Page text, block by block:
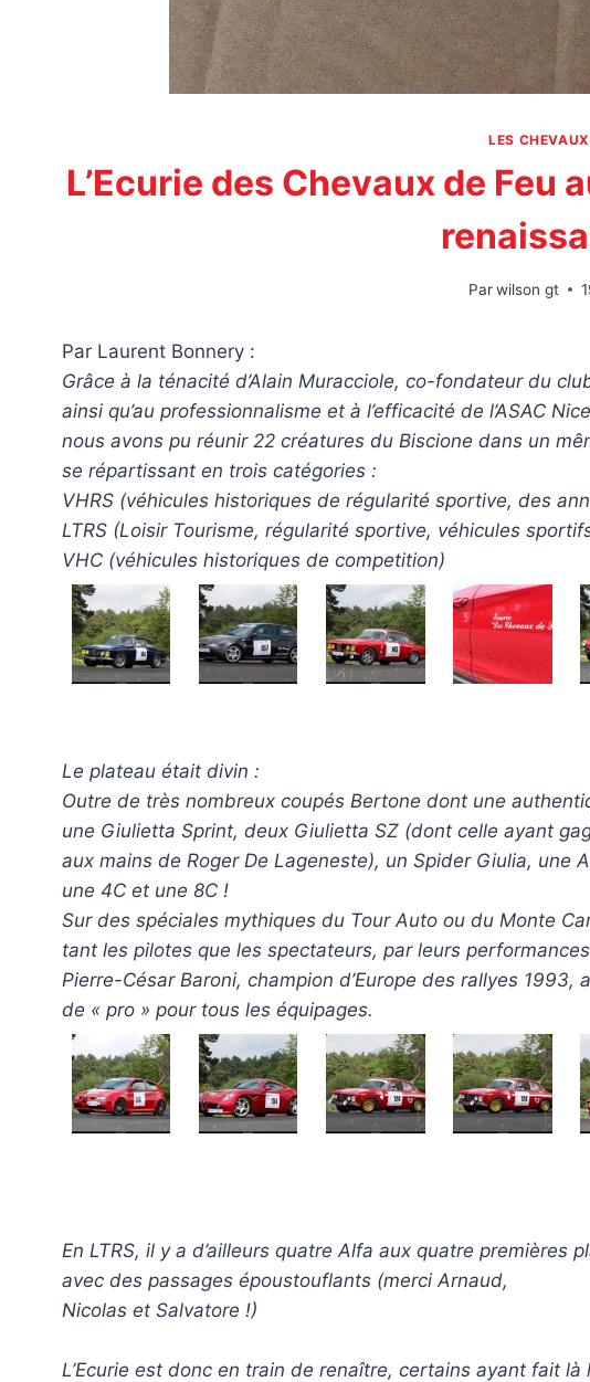
LES
L’Ecurie des Chevaux de
Par wilson gt
Par Laurent Bonnery :
Grâce à la ténacité d’Alain Muracciole, co-fondateur du
ainsi qu’au professionnalisme et à l’efficacité de l’ASAC
nous avons pu réunir 22 créatures du Biscione dans un
se répartissant en trois catégories :
VHRS (véhicules historiques de régularité sportive, des
LTRS (Loisir Tourisme, régularité sportive, véhicules
VHC (véhicules historiques de competition)
Le plateau était divin :
Outre de très nombreux coupés Bertone dont une
une Giulietta Sprint, deux Giulietta SZ (dont celle ayant
aux mains de Roger De Lageneste), un Spider Giulia, une
une 4C et une 8C !
Sur des spéciales mythiques du Tour Auto ou du Monte
tant les pilotes que les spectateurs, par leurs
Pierre-César Baroni, champion d’Europe des rallyes
de « pro » pour tous les équipages.
En LTRS, il y a d’ailleurs quatre Alfa aux quatre premières
avec des passages époustouflants (merci Arnaud,
Nicolas et Salvatore !)
L’Ecurie est donc en train de renaître, certains ayant fait